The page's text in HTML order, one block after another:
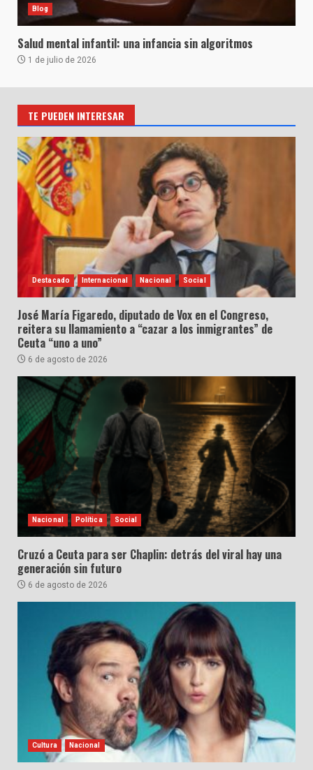
Blog
Salud mental infantil: una infancia sin algoritmos
1 de julio de 2026
TE PUEDEN INTERESAR
Destacado Internacional Nacional Social
José María Figaredo, diputado de Vox en el Congreso,
reitera su llamamiento a “cazar a los inmigrantes” de
Ceuta “uno a uno”
6 de agosto de 2026
Nacional Política Social
Cruzó a Ceuta para ser Chaplin: detrás del viral hay una
generación sin futuro
6 de agosto de 2026
Cultura Nacional